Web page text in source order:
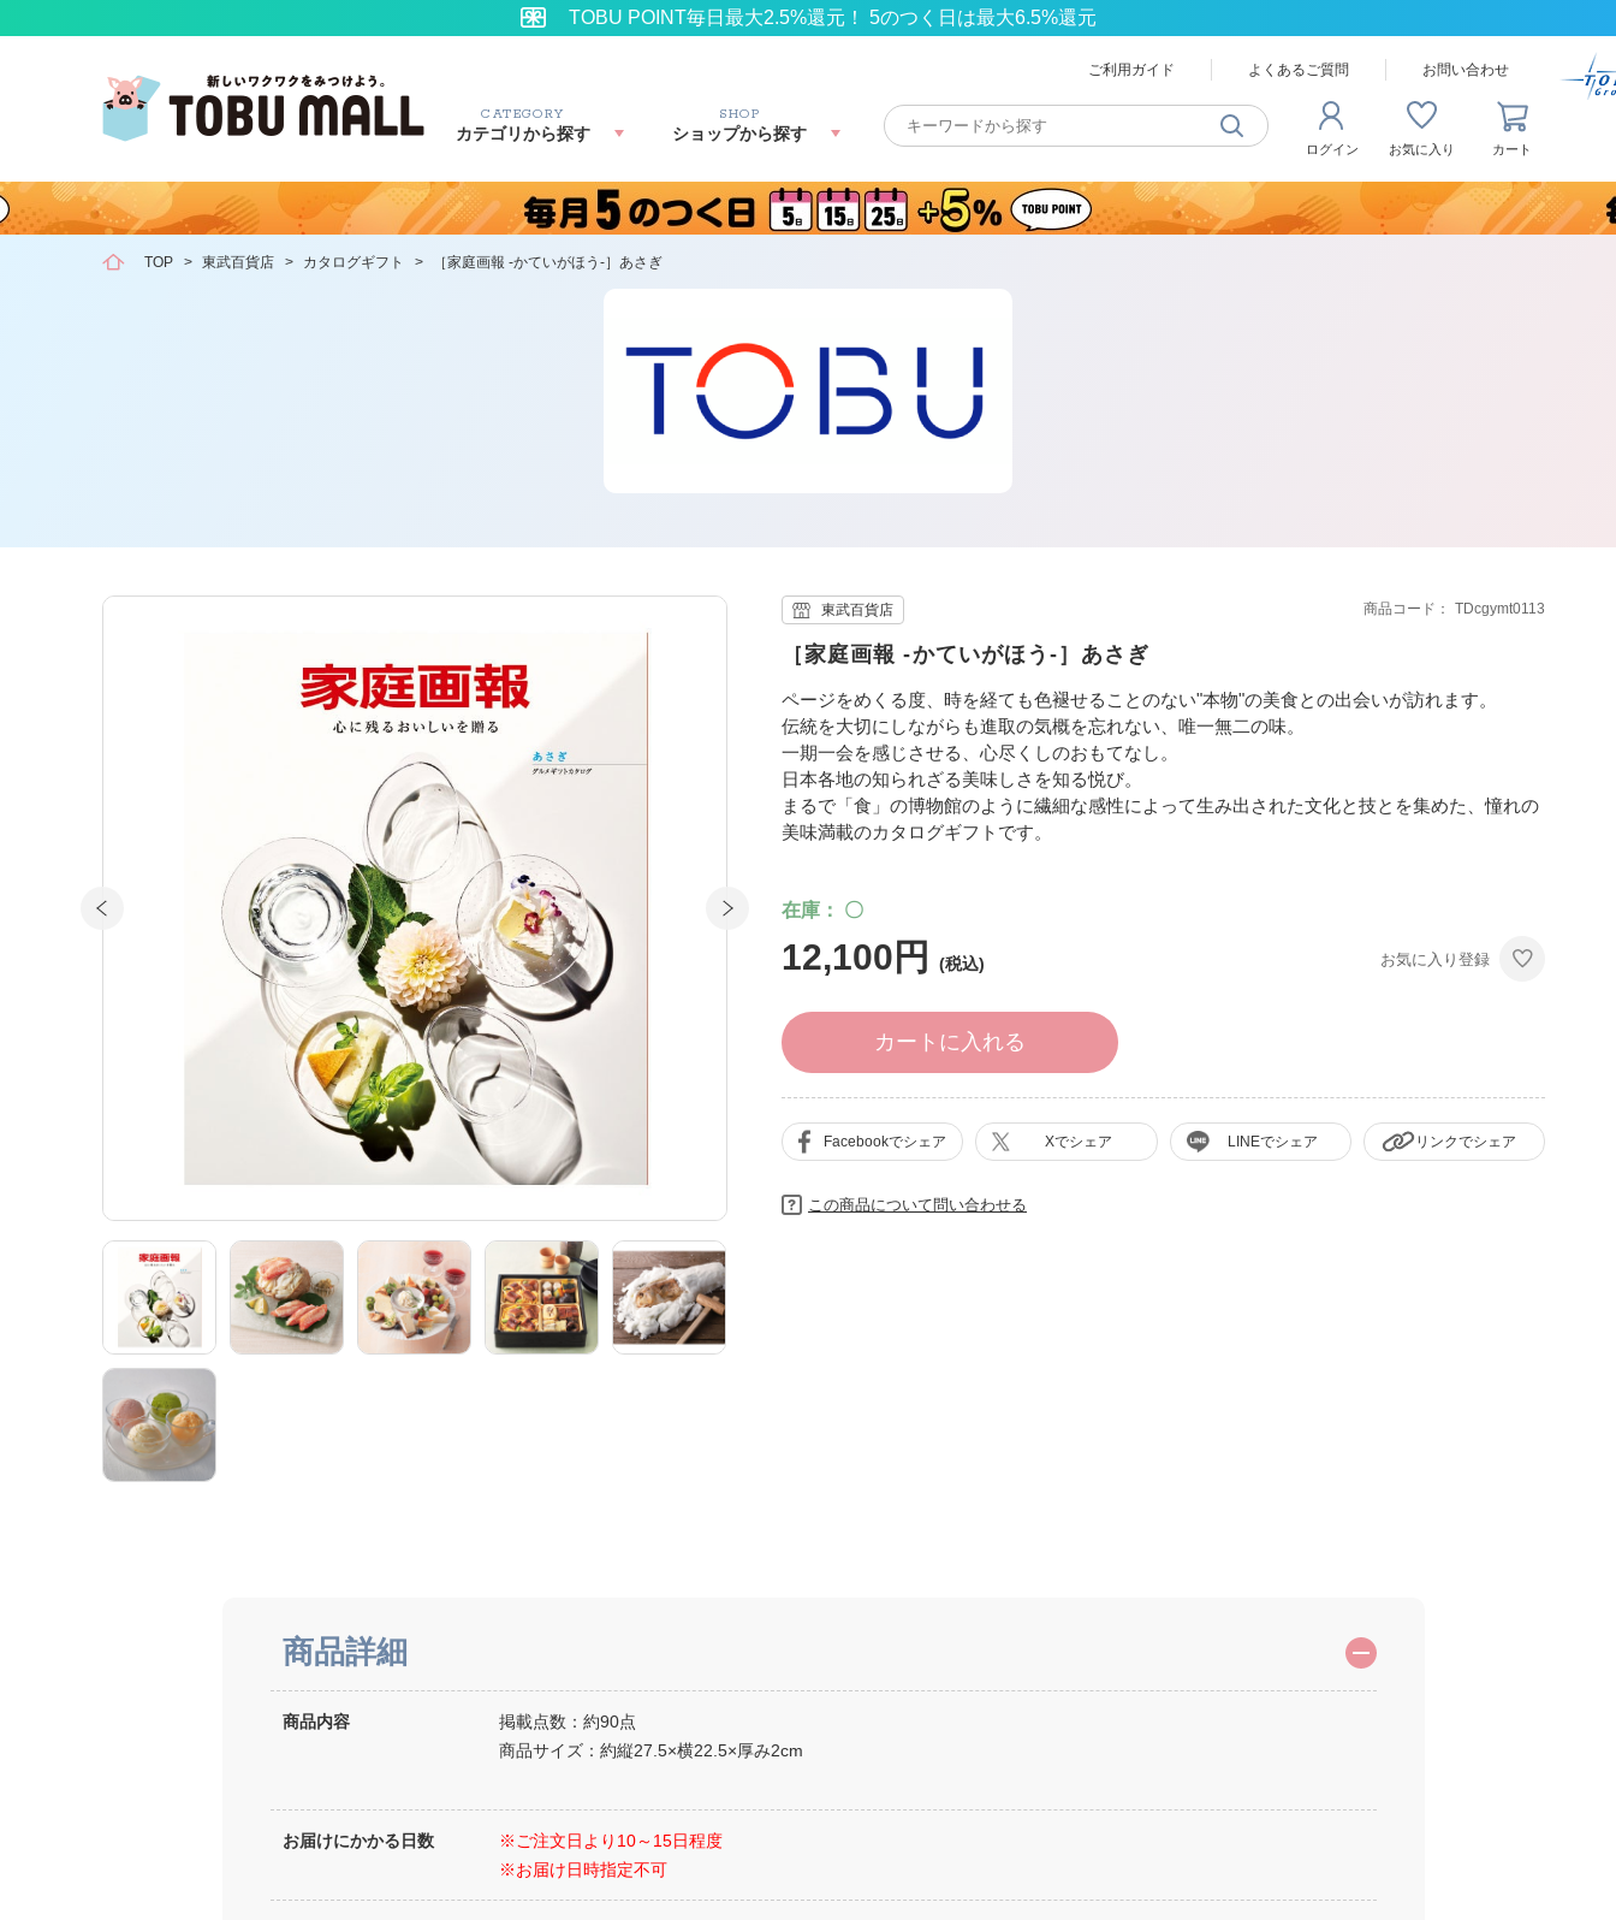
TOBU POINT毎日最大2.5%還元！ 5のつく日は最大6.5%還元
ご利用ガイド よくあるご質問 お問い合わせ
CATEGORY
カテゴリから探す
SHOP
ショップから探す
ログイン お気に入り カート
TOP > 東武百貨店 > カタログギフト > ［家庭画報 -かていがほう-］あさぎ
［家庭画報 -かていがほう-］あさぎ
在庫 〇
12,100円 お気に入り登録
カートに入れる
東武百貨店 商品コード TDcgymt0113
ページをめくる度、時を経ても色褪せることのない"本物"の美食との出会いが訪れます。
伝統を大切にしながらも進取の気概を忘れない、唯一無二の味。
一期一会を感じさせる、心尽くしのおもてなし。
日本各地の知られざる美味しさを知る悦び。
まるで「食」の博物館のように繊細な感性によって生み出された文化と技とを集めた、憧れの
美味満載のカタログギフトです。
この商品について問い合わせる
Facebookでシェア Xでシェア LINEでシェア リンクでシェア
商品詳細
商品内容
掲載点数：約90点
商品サイズ：約縦27.5×横22.5×厚み2cm
お届けにかかる日数
※ご注文日より10～15日程度
※お届け日時指定不可